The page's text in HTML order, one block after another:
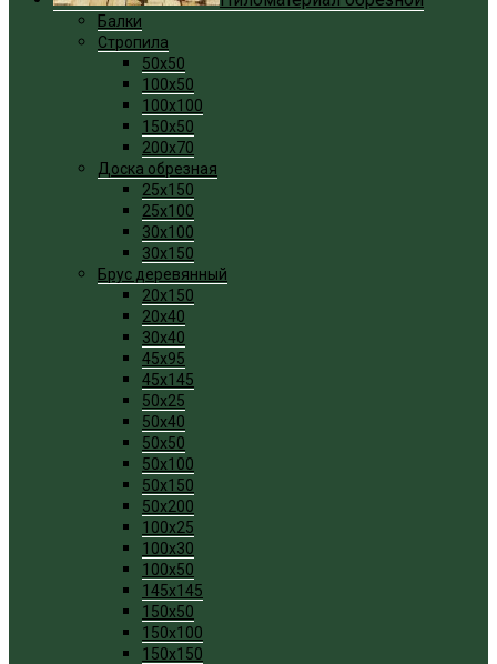
Балки
Стропила
50x50
100x50
100x100
150x50
200x70
Доска обрезная
25x150
25x100
30x100
30x150
Брус деревянный
20x150
20x40
30x40
45x95
45x145
50x25
50x40
50x50
50x100
50x150
50x200
100x25
100x30
100x50
145x145
150x50
150x100
150x150